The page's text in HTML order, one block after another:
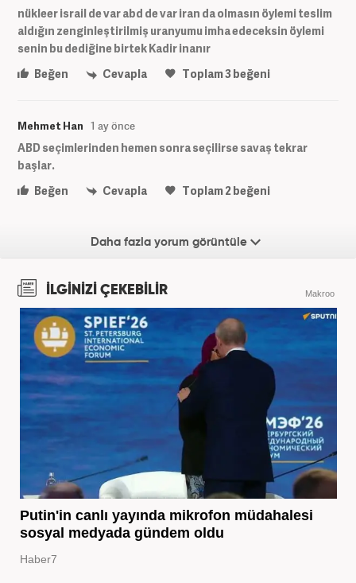
nükleer israil de var abd de var iran da olmasın öylemi teslim
aldığın zenginleştirilmiş uranyumu imha edeceksin öylemi
senin bu dediğine birtek Kadir inanır
Beğen
Cevapla Toplam3beğeni
Mehmet Han 1 ay önce
ABD seçimlerinden hemen sonra seçilirse savaş tekrar
başlar.
Beğen
Cevapla Toplam2 beğeni
Daha fazla yorum görüntüle
İLGİNİZİ ÇEKEBİLİR Makroo
Putin'in canlı yayında mikrofon müdahalesi
sosyal medyada gündem oldu
Haber7